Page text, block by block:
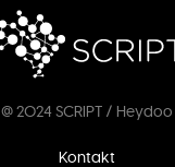
@ 2024 SCRIPT / Heydoo
Kontakt